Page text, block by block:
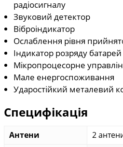
радіосигналу
Звуковий детектор
Віброіндикатор
Ослаблення рівня
Індикатор розряду батарей
Мікропроцесорне
Мале енергоспоживання
Ударостійкий металевий
Специфікація
Антени
2